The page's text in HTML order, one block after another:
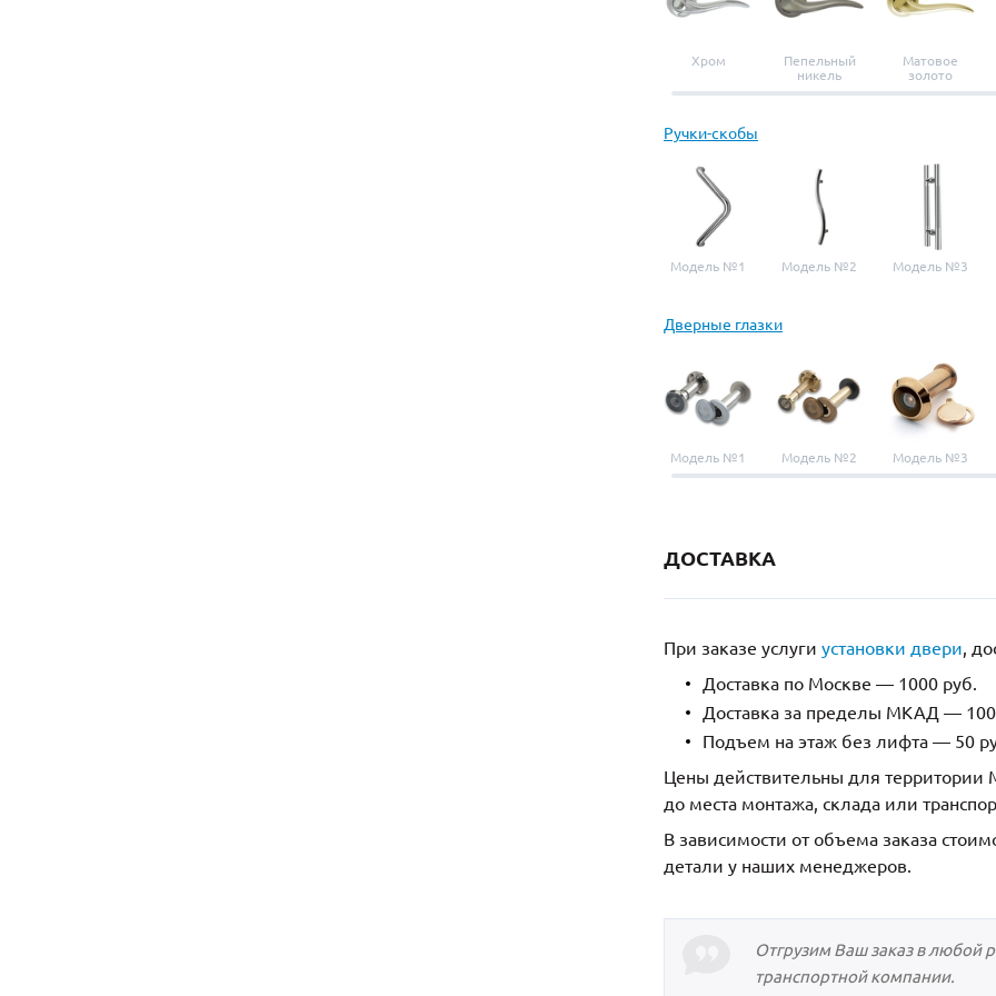
Хром
Пепельный
никель
Матовое
золото
Ручки-скобы
Модель №1 Модель №2 Модель №3
Дверные глазки
Модель №1 Модель №2 Модель №3
ДОСТАВКА
При заказе услуги установки двери,
Доставка по Москве — 1000 руб.
Доставка за пределы МКАД —
Подъем на этаж без лифта — 50
Цены действительны для территории
до места монтажа, склада или
В зависимости от объема заказа
детали у наших менеджеров.
Отгрузим Ваш заказ в любой
транспортной компании.